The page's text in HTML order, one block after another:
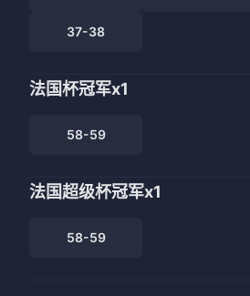
37-38
法国杯冠军x1
58-59
法国超级杯冠军x1
58-59